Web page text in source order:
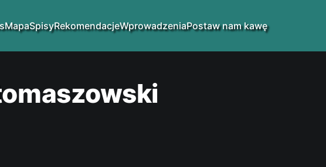
MapaSpisyRekomendacjeWprowadzeniaPostaw nam kawę